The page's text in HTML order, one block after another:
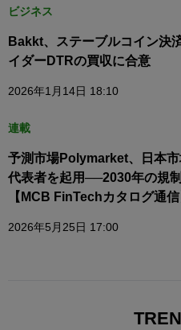
ビジネス
Bakkt、ステーブルコイン決
イダーDTRの買収に合意
2026年1月14日 18:10
連載
予測市場Polymarket、日本
代表者を起用──2030年の規
【MCB FinTechカタログ通信
2026年5月25日 17:00